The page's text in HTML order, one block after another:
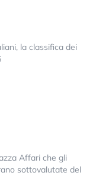
la classifica dei
Affari che gli
sottovalutate del